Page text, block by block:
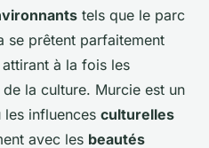
tels que le parc
se prêtent parfaitement
à la fois les
la culture. Murcie est un
influences culturelles
avec les beautés